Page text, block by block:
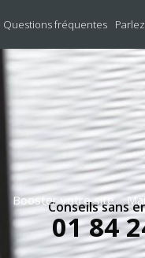
Questions fréquentes
Booster votre site
Conseils sans
01 84